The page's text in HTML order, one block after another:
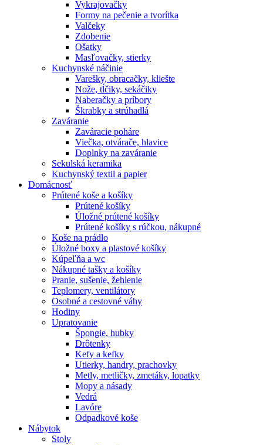
Vykrajovačky
Formy na pečenie a tvorítka
Valčeky
Zdobenie
Ošatky
Masľovačky, stierky
Kuchynské náčinie
Varešky, obracačky, kliešte
Nože, tĺčiky, sekáčiky
Naberačky a príbory
Škrabky a strúhadlá
Zaváranie
Zaváracie poháre
Viečka, otvárače, hlavice
Doplnky na zaváranie
Sekulská keramika
Kuchynský textil a papier
Domácnosť
Prútené koše a košíky
Prútené košíky
Úložné prútené košíky
Prútené košíky s rúčkou, nákupné
Koše na prádlo
Úložné boxy a plastové košíky
Kúpeľňa a wc
Nákupné tašky a košíky
Pranie, sušenie, žehlenie
Teplomery, ventilátory
Osobné a cestovné váhy
Hodiny
Upratovanie
Špongie, hubky
Drôtenky
Kefy a kefky
Utierky, handry, prachovky
Metly, metličky, zmetáky, lopatky
Mopy a násady
Vedrá
Lavóre
Odpadkové koše
Nábytok
Stoly